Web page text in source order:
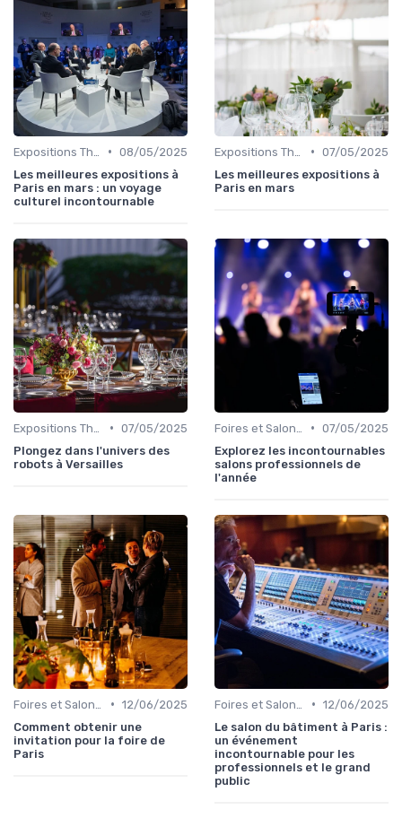
• 08/05/2025
Les meilleures expositions à
Paris en mars : un voyage
culturel incontournable
• 07/05/2025
Les meilleures expositions à
Paris en mars
• 07/05/2025
Plongez dans l'univers des
robots à Versailles
• 07/05/2025
Explorez les incontournables
salons professionnels de
l'année
• 12/06/2025
Comment obtenir une
invitation pour la foire de
Paris
• 12/06/2025
Le salon du bâtiment à Paris :
un événement
incontournable pour les
professionnels et le grand
public